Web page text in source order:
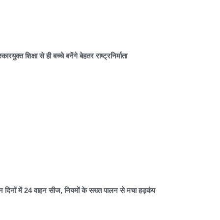
शिक्षा से ही बच्चे बनेंगे बेहतर राष्ट्रनिर्माता
दिनों में 24 वाहन सीज, नियमों के सख्त पालन से मचा हड़कंप